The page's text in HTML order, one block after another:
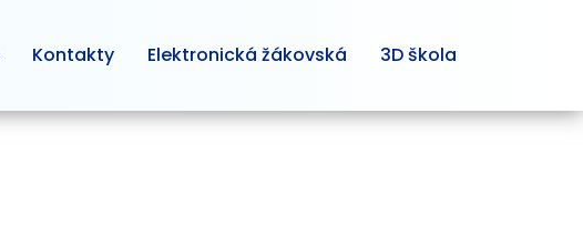
Kontakty Elektronická žákovská 3D škola